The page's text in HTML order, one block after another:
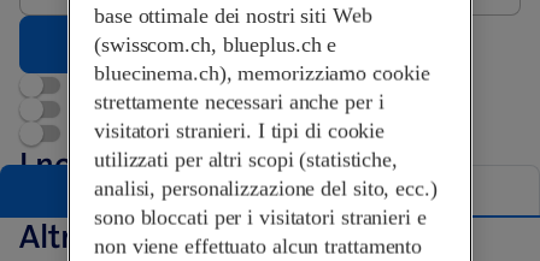
Aperti adesso
Appuntamento
Swisscom World Partner
I nostri Shop a Lausanne
Elenco Mappa
Altri Swisscom Shop
base ottimale dei nostri siti Web
(swisscom.ch, blueplus.ch e
bluecinema.ch), memorizziamo cookie
strettamente necessari anche per i
visitatori stranieri. I tipi di cookie
utilizzati per altri scopi (statistiche,
analisi, personalizzazione del sito, ecc.)
sono bloccati per i visitatori stranieri e
non viene effettuato alcun trattamento